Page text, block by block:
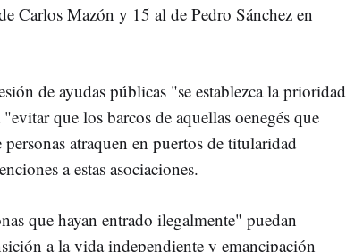
Carlos Mazón y 15 al de Pedro Sánchez en
de ayudas públicas "se establezca la prioridad
que los barcos de aquellas oenegés que
atraquen en puertos de titularidad
a estas asociaciones.
que hayan entrado ilegalmente" puedan
a la vida independiente y emancipación